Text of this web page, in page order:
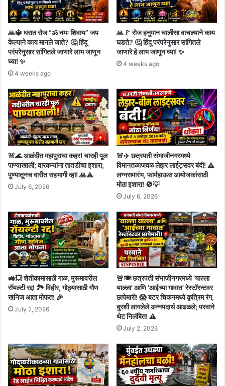
🙏🔱 घरात रोज “ॐ नमः शिवाय” जप
केल्याने काय मानले जाते? 🤔 हिंदू
परंपरेनुसार सांगितले जाणारे लाभ जाणून
घ्या! ✨
4 weeks ago
🙏🚩 रोज हनुमान चालीसा वाचल्याने काय
घडते? 🤔 हिंदू परंपरेनुसार सांगितले
जाणारे हे लाभ जाणून घ्या! ✨
4 weeks ago
🚨🌊 आळंदीत महापुराचा कहर! चारही पूल
पाण्याखाली; वारकऱ्यांना तातडीचा इशारा,
पुण्यातूनच वारीत सहभागी व्हा! 🙏⚠️
July 6, 2026
🚨✈️ छत्रपती संभाजीनगरमध्ये
विमानतळाजवळ लेझर लाईट्सवर बंदी! ⚠️
लग्नसमारंभ, फार्महाऊस आयोजकांसाठी
मोठा इशारा! 🚫💡
July 6, 2026
🚜💥 शेतीकामासाठी गाळ, मुरूमावरील
रॉयल्टी रद्द! 🏞️ विहीर, गोठ्यासाठी गौण
खनिज आता मोफत! 🎉
July 2, 2026
🚨🍽️ छत्रपती संभाजीनगरमध्ये ‘याल्ला
याल्ला’ आणि ‘आईच्या गावात’ रेस्टॉरन्टवर
छापेमारी! 😱 बटर चिकनमध्ये कृत्रिम रंग,
बुरशी लागलेले अन्नपदार्थ आढळले; परवाने
थेट निलंबित! ⚠️
July 2, 2026